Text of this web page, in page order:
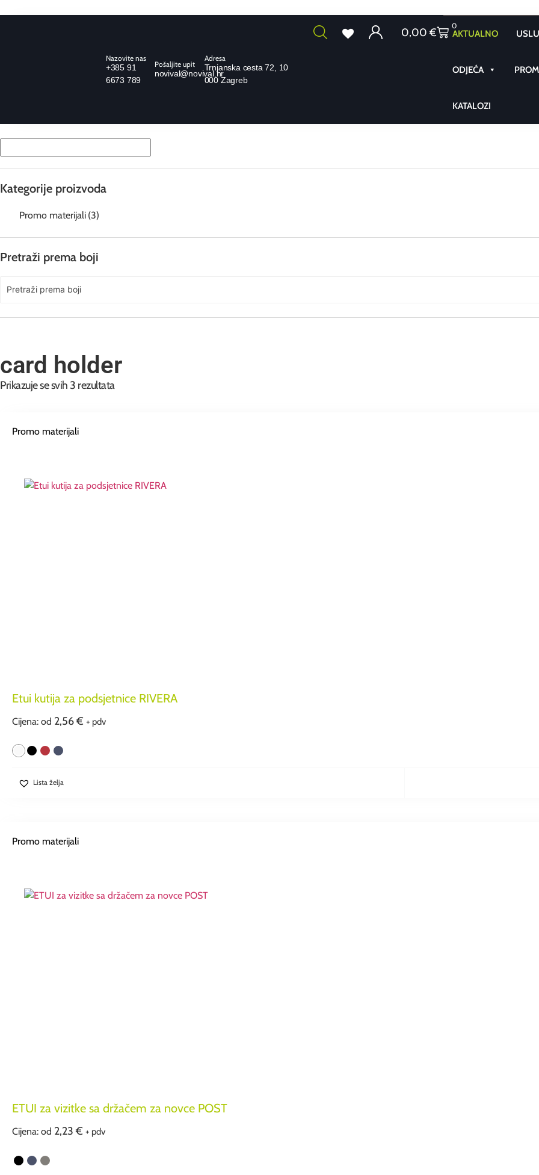
Nazovite nas
+385 91
6673 789
Pošaljite upit
novival@novival.hr
Adresa
Trnjanska cesta 72, 10
000 Zagreb
0,00€
0
AKTUALNO
ODJEĆA
KATALOZI
Kategorije proizvoda
Promo materijali (3)
Pretraži prema boji
Pretraži prema boji
card holder
Prikazuje se svih 3 rezultata
Promo materijali
Etui kutija za podsjetnice RIVERA
Cijena: od 2,56€ + pdv
Lista želja
Promo materijali
ETUI za vizitke sa držačem za novce POST
Cijena: od 2,23€ + pdv